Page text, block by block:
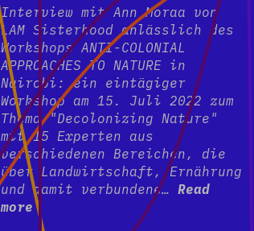
Interview mit Ann Moraa von
LAM Sisterhood anlässlich des
Workshops ANTI-COLONIAL
APPROACHES TO NATURE in
Nairobi: ein eintägiger
Workshop am 15. Juli 2022 zum
Thema "Decolonizing Nature"
mit 15 Experten aus
verschiedenen Bereichen, die
über Landwirtschaft, Ernährung
und damit verbundene… Read
more